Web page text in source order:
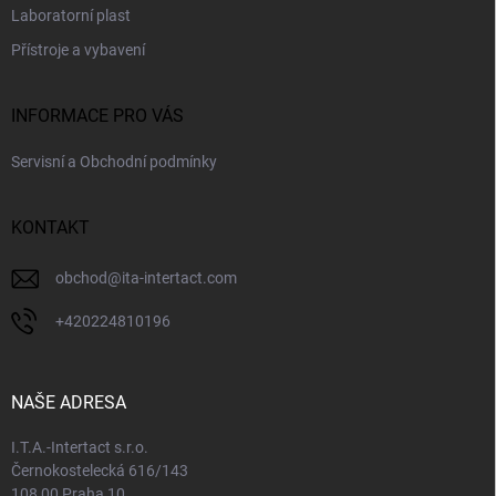
Laboratorní plast
Přístroje a vybavení
INFORMACE PRO VÁS
Servisní a Obchodní podmínky
KONTAKT
obchod@ita-intertact.com
+420224810196
NAŠE ADRESA
I.T.A.-Intertact s.r.o.
Černokostelecká 616/143